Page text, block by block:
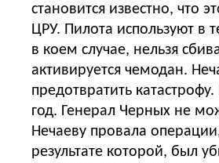
становится известно, что
ЦРУ. Пилота используют в
в коем случае, нельзя
активируется чемодан.
предотвратить
год. Генерал Черных не
Нечаеву провала
результате которой, был